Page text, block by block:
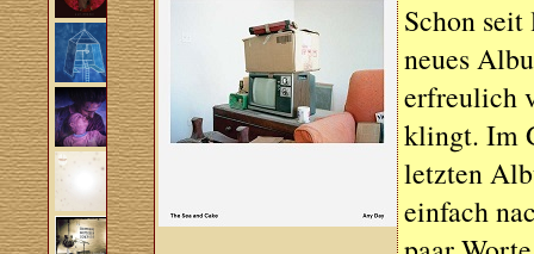
Schon
neues
erfreulich
klingt. Im
letzten
einfach